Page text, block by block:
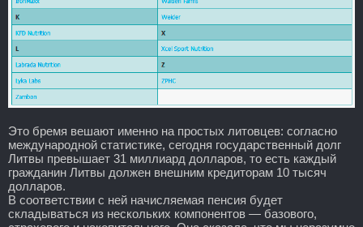
Это бремя вешают именно на простых литовцев: согласно
международной статистике, сегодня государственный долг
Литвы превышает 31 миллиард долларов, то есть каждый
гражданин Литвы должен внешним кредиторам 10 тысяч
долларов.
В соответствии с ней начисляемая пенсия будет
складываться из нескольких компонентов — базового,